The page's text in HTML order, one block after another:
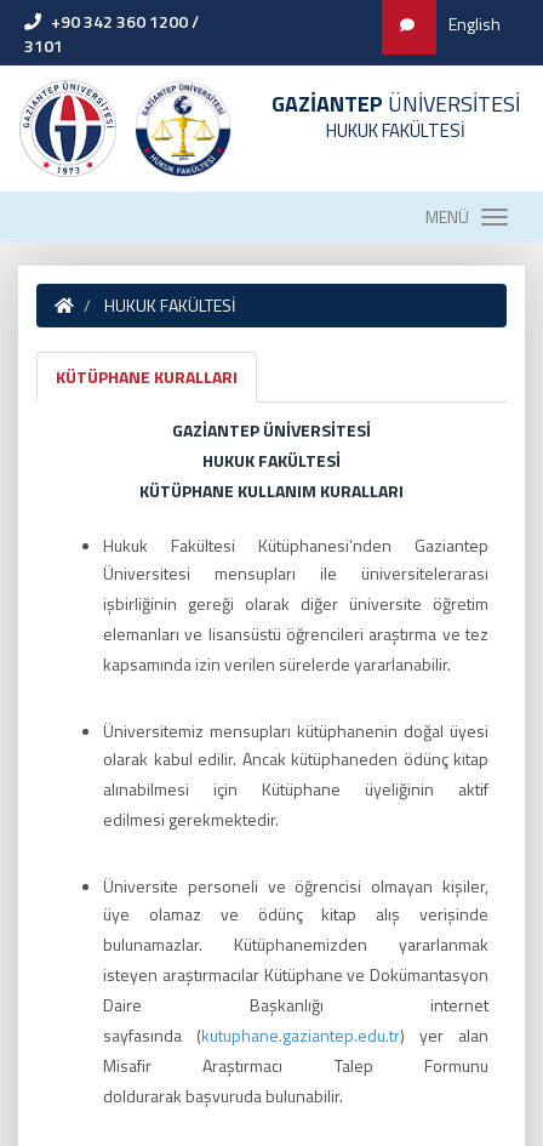
+90 342 360 1200 /
3101
English
GAZİANTEP ÜNİVERSİTESİ
HUKUK FAKÜLTESİ
MENÜ
HUKUK FAKÜLTESİ
KÜTÜPHANE KURALLARI
GAZİANTEP ÜNİVERSİTESİ
HUKUK FAKÜLTESİ
KÜTÜPHANE KULLANIM KURALLARI
Hukuk Fakültesi Kütüphanesi’nden Gaziantep
Üniversitesi mensupları ile üniversitelerarası
işbirliğinin gereği olarak diğer üniversite öğretim
elemanları ve lisansüstü öğrencileri araştırma ve tez
kapsamında izin verilen sürelerde yararlanabilir.
Üniversitemiz mensupları kütüphanenin doğal üyesi
olarak kabul edilir. Ancak kütüphaneden ödünç kitap
alınabilmesi için Kütüphane üyeliğinin aktif
edilmesi gerekmektedir.
Üniversite personeli ve öğrencisi olmayan kişiler,
üye olamaz ve ödünç kitap alış verişinde
bulunamazlar. Kütüphanemizden yararlanmak
isteyen araştırmacılar Kütüphane ve Dokümantasyon
Daire Başkanlığı internet
sayfasında (kutuphane.gaziantep.edu.tr) yer alan
Misafir Araştırmacı Talep Formunu
doldurarak başvuruda bulunabilir.